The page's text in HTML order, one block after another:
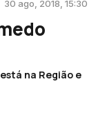
30 ago, 2018, 15:30
na Região e